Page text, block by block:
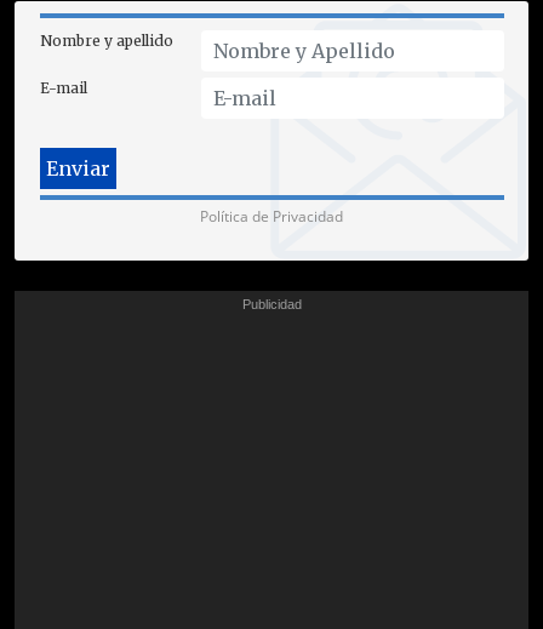
Nombre y apellido
E-mail
Política de Privacidad